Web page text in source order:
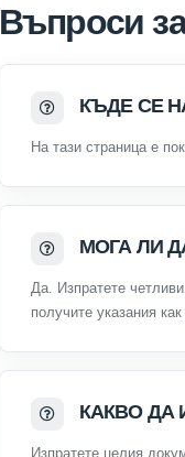
Въпроси
КЪДЕ СЕ
На тази страница е
МОГА ЛИ
Да. Изпратете
получите указания
КАКВО ДА
Изпратете целия